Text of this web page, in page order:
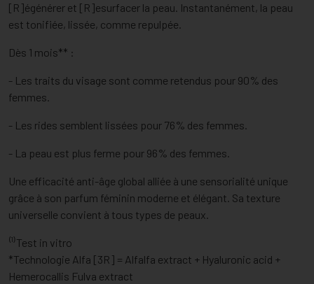
[R]égénérer et [R]esurfacer la peau. Instantanément, la peau
est tonifiée, lissée, comme repulpée.
Dès 1 mois** :
- Les traits du visage sont comme retendus pour 90% des
femmes.
- Les rides semblent lissées pour 76% des femmes.
- La peau est plus ferme pour 96% des femmes.
Une efficacité anti-âge global alliée à une sensorialité unique
grâce à son parfum féminin moderne et élégant. Sa texture
universelle convient à tous types de peaux.
⁽¹⁾Test in vitro
*Technologie Alfa [3R] = Alfalfa extract + Hyaluronic acid +
Hemerocallis Fulva extract